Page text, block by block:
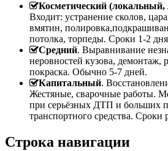
Косметический (локальный,
Входит: устранение сколов,
вмятин,
потолка, торпеды. Сроки 1-2
Средний. Выравнивание
неровностей кузова, демонтаж,
покраска. Обычно 5-7 дней.
Капитальный.
Жестяные, сварочные работы.
при серьёзных ДТП и больших
транспортного средства. Сроки
Строка навигации